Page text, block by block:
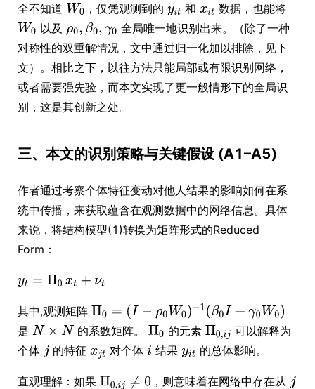
全不知道
，仅凭观测到的 和
数据，也能将
以及
全局唯一地识别出来。（除了一种
对称性的双重解情况，文中通过归一化加以排除，见下
文）。相比之下，以往方法只能局部或有限识别网络，
或者需要强先验，而本文实现了更一般情形下的全局识
别，这是其创新之处。
三、本文的识别策略与关键假设 (A1–A5)
作者通过考察个体特征变动对他人结果的影响如何在系
统中传播，来获取蕴含在观测数据中的网络信息。具体
来说，将结构模型(1)转换为矩阵形式的Reduced
Form：
其中,观测矩阵
是
的系数矩阵。 的元素
可以解释为
个体
的特征 对个体 结果 的总体影响。
直观理解：如果
，则意味着在网络中存在从